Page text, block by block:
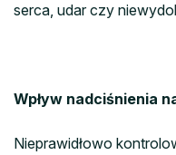
serca, udar czy
Wpływ nadciśnienia
Nieprawidłowo